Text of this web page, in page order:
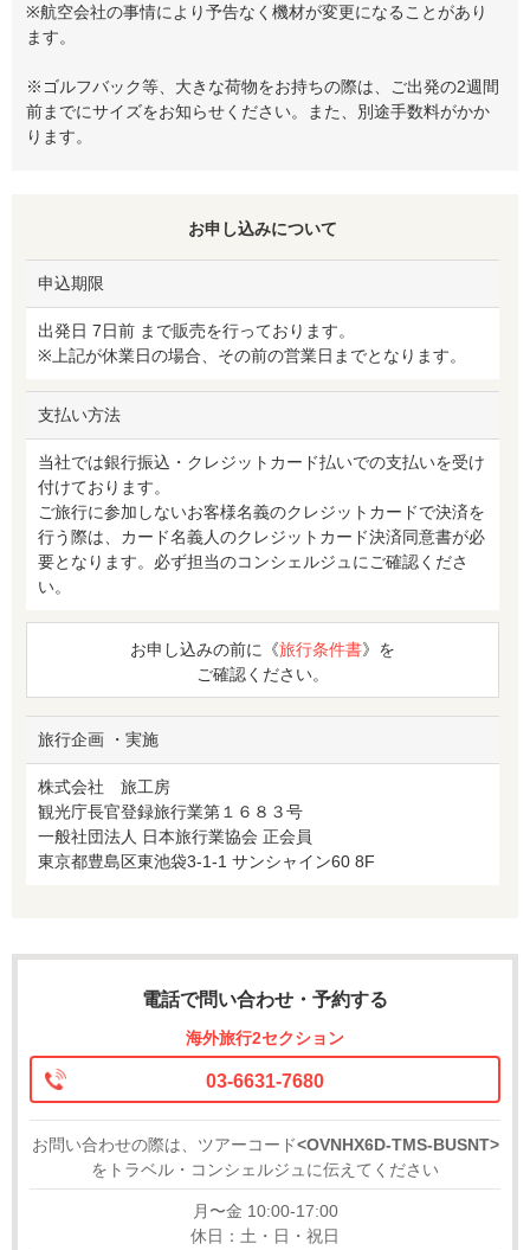
※航空会社の事情により予告なく機材が変更になることがあり
ます。
※ゴルフバック等、大きな荷物をお持ちの際は、ご出発の2週間
前までにサイズをお知らせください。また、別途手数料がかか
ります。
お申し込みについて
申込期限
出発日 7日前 まで販売を行っております。
※上記が休業日の場合、その前の営業日までとなります。
支払い方法
当社では銀行振込・クレジットカード払いでの支払いを受け
付けております。
ご旅行に参加しないお客様名義のクレジットカードで決済を
行う際は、カード名義人のクレジットカード決済同意書が必
要となります。必ず担当のコンシェルジュにご確認くださ
い。
お申し込みの前に《旅行条件書》を
ご確認ください。
旅行企画 ・実施
株式会社 旅工房
観光庁長官登録旅行業第１６８３号
一般社団法人 日本旅行業協会 正会員
東京都豊島区東池袋3-1-1 サンシャイン60 8F
電話で問い合わせ・予約する
海外旅行2セクション
03-6631-7680
お問い合わせの際は、ツアーコード<OVNHX6D-TMS-BUSNT>
をトラベル・コンシェルジュに伝えてください
月〜金 10:00-17:00
休日：土・日・祝日